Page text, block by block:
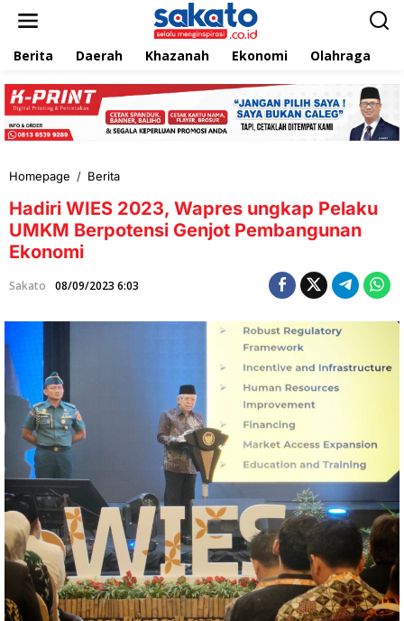
e
k
Berita Daerah Khazanah Ekonomi Olahraga
Homepage / Berita
d
i
r
I
S
s
u
n
g
a
p
P
Hadiri WIES 2023, Wapres ungkap Pelaku
UMKM Berpotensi Genjot Pembangunan
Ekonomi
Sakato 08/09/2023 6:03